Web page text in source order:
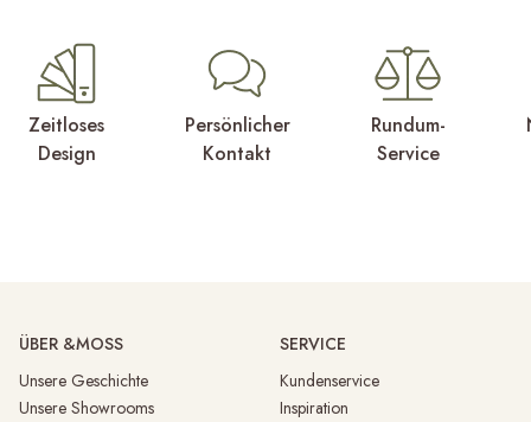
Zeitloses
Design
Persönlicher
Kontakt
Rundum-
Service
ÜBER &MOSS
Unsere Geschichte
Unsere Showrooms
SERVICE
Kundenservice
Inspiration